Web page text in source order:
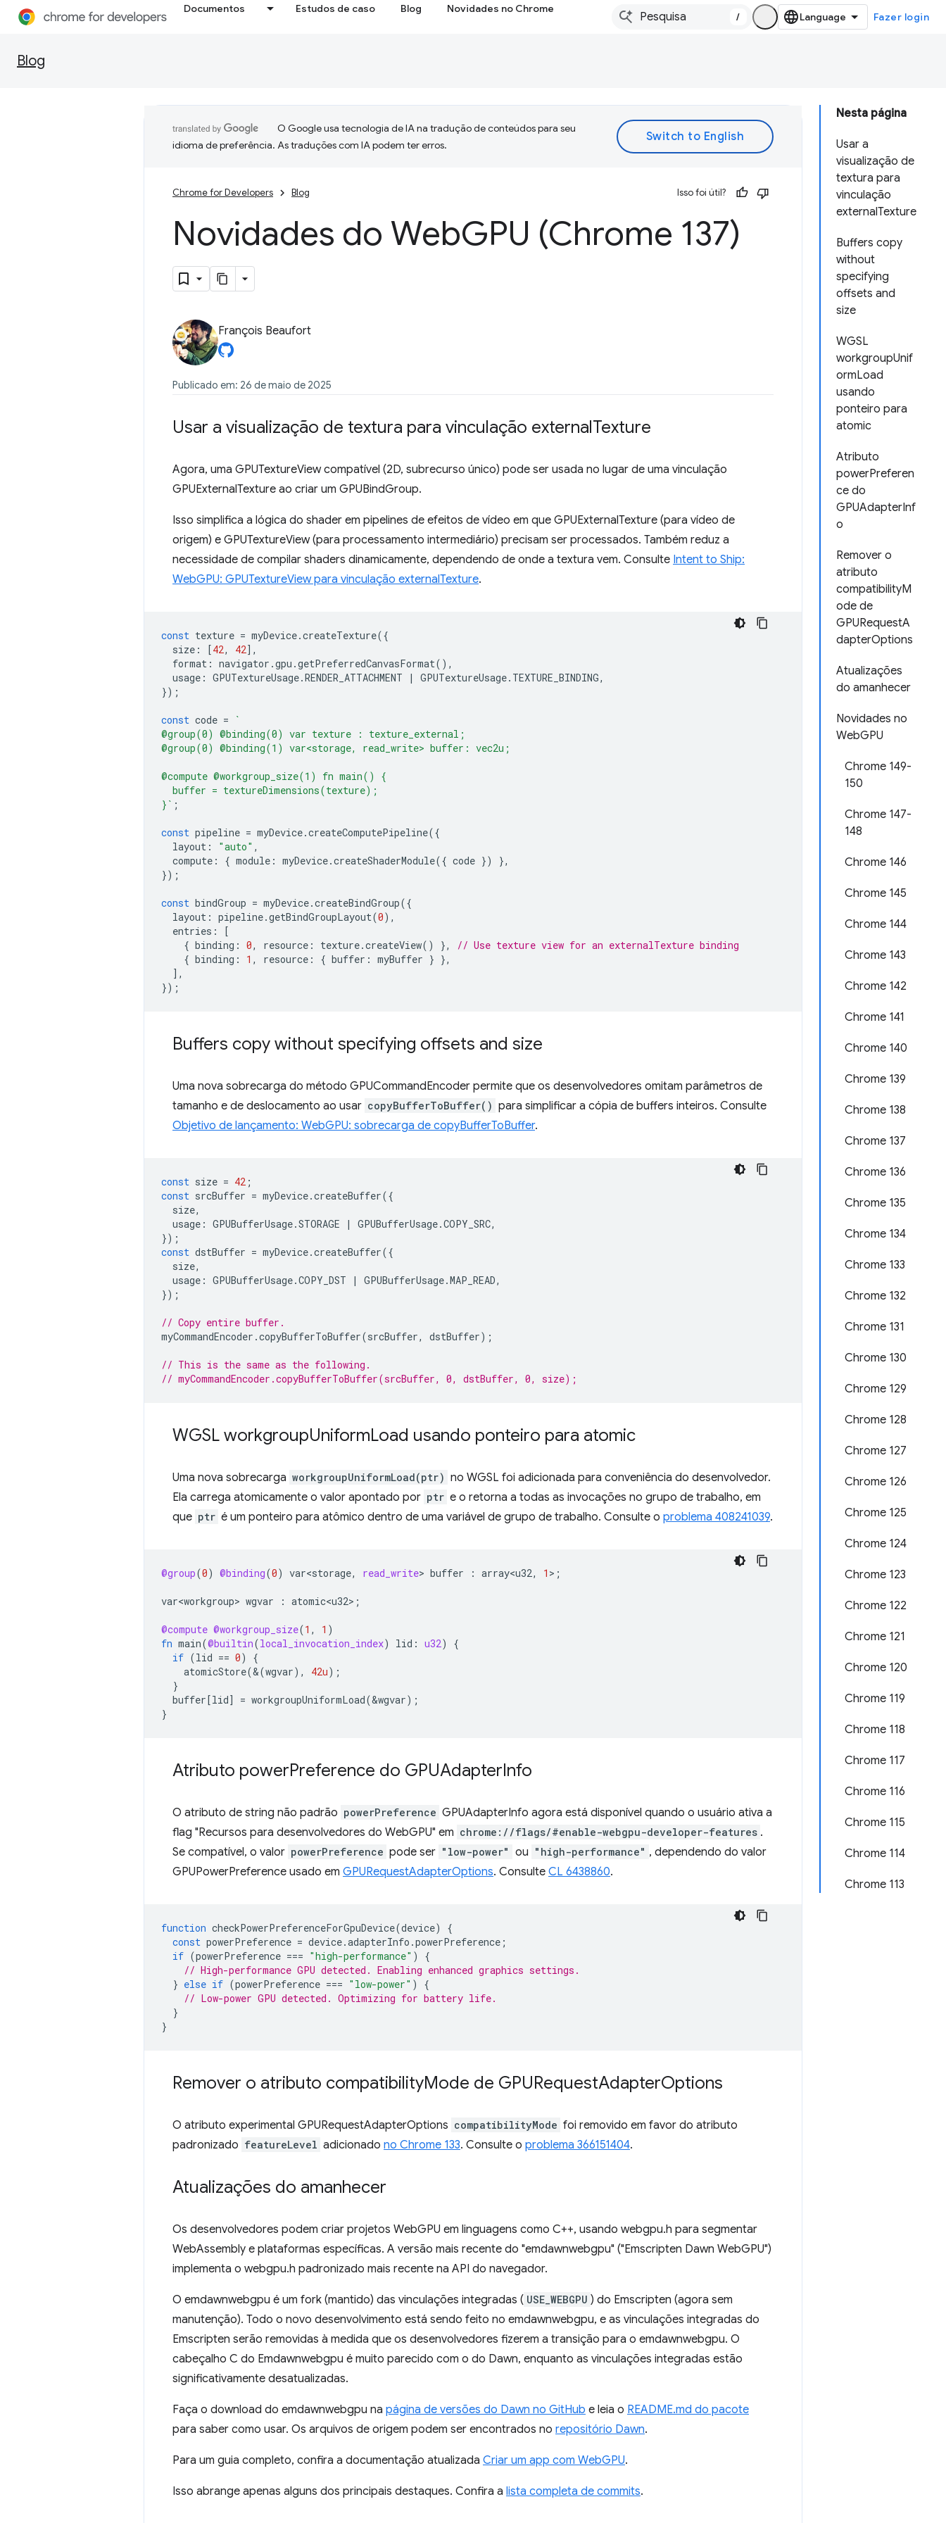
Documentos Estudos de caso Blog Novidades no Chrome
/ Fazer login
Blog
Nesta página
Usar a
visualização de
textura para
vinculação
externalTexture
Buffers copy
without
specifying
offsets and
size
WGSL
workgroupUnif
ormLoad
usando
ponteiro para
atomic
Atributo
powerPreferen
ce do
GPUAdapterInf
o
Remover o
atributo
compatibilityM
ode de
GPURequestA
dapterOptions
Atualizações
do amanhecer
Novidades no
WebGPU
Chrome 149-
150
Chrome 147-
148
Chrome 146
Chrome 145
Chrome 144
Chrome 143
Chrome 142
Chrome 141
Chrome 140
Chrome 139
Chrome 138
Chrome 137
Chrome 136
Chrome 135
Chrome 134
Chrome 133
Chrome 132
Chrome 131
Chrome 130
Chrome 129
Chrome 128
Chrome 127
Chrome 126
Chrome 125
Chrome 124
Chrome 123
Chrome 122
Chrome 121
Chrome 120
Chrome 119
Chrome 118
Chrome 117
Chrome 116
Chrome 115
Chrome 114
Chrome 113
O Google usa tecnologia de IA na tradução de conteúdos para seu
idioma de preferência. As traduções com IA podem ter erros.
Chrome for Developers Blog Isso foi útil?
Novidades do WebGPU (Chrome 137)
François Beaufort
Publicado em: 26 de maio de 2025
Usar a visualização de textura para vinculação externalTexture
Agora, uma GPUTextureView compatível (2D, subrecurso único) pode ser usada no lugar de uma vinculação
GPUExternalTexture ao criar um GPUBindGroup.
Isso simplifica a lógica do shader em pipelines de efeitos de vídeo em que GPUExternalTexture (para vídeo de
origem) e GPUTextureView (para processamento intermediário) precisam ser processados. Também reduz a
necessidade de compilar shaders dinamicamente, dependendo de onde a textura vem. Consulte Intent to Ship:
WebGPU: GPUTextureView para vinculação externalTexture.
const texture = myDevice.createTexture({
size : [42, 42],
format : navigator .gpu .getPreferredCanvasFormat(),
usage : GPUTextureUsage.RENDER_ATTACHMENT | GPUTextureUsage. TEXTURE_BINDING,
});
const code =
`
@group(0) @binding(0) var texture : texture_external;
@group(0) @binding(1) var<storage, read_write> buffer: vec2u;
@compute @workgroup_size(1) fn main() {
  buffer = textureDimensions(texture);
}` ;
const pipeline = myDevice.createComputePipeline({
layout : "auto" ,
compute : { module : myDevice.createShaderModule({ code })
},
});
const bindGroup = myDevice.createBindGroup({
layout : pipeline.getBindGroupLayout(0),
entries :
[
{ binding : 0, resource : texture.createView() },
// Use texture view for an externalTexture binding
{ binding : 1 , resource : { buffer : myBuffer } },
],
});
Buffers copy without specifying offsets and size
Uma nova sobrecarga do método GPUCommandEncoder permite que os desenvolvedores omitam parâmetros de
tamanho e de deslocamento ao usar copyBufferToBuffer() para simplificar a cópia de buffers inteiros. Consulte
Objetivo de lançamento: WebGPU: sobrecarga de copyBufferToBuffer.
const size = 42 ;
const srcBuffer = myDevice.createBuffer({
size,
usage : GPUBufferUsage.STORAGE | GPUBufferUsage.COPY_SRC,
});
const dstBuffer = myDevice.createBuffer({
size,
usage : GPUBufferUsage.COPY_DST | GPUBufferUsage.MAP_READ,
});
// Copy entire buffer.
myCommandEncoder .copyBufferToBuffer(srcBuffer, dstBuffer);
// This is the same as the following.
// myCommandEncoder.copyBufferToBuffer(srcBuffer, 0, dstBuffer, 0, size);
WGSL workgroupUniformLoad usando ponteiro para atomic
Uma nova sobrecarga workgroupUniformLoad(ptr) no WGSL foi adicionada para conveniência do desenvolvedor.
Ela carrega atomicamente o valor apontado por ptr e o retorna a todas as invocações no grupo de trabalho, em
que ptr é um ponteiro para atômico dentro de uma variável de grupo de trabalho. Consulte o problema 408241039.
@group(0) @binding(0) var<storage, read_write> buffer : array<u32, 1 > ;
var<workgroup> wgvar : atomic<u32> ;
@compute @workgroup_size(1 , 1 )
fn main(@builtin(local_invocation_index) lid : u32)
{
if (lid == 0)
{
atomicStore(&(wgvar), 42u);
}
buffer[lid] = workgroupUniformLoad(&wgvar);
}
Atributo powerPreference do GPUAdapterInfo
O atributo de string não padrão powerPreference GPUAdapterInfo agora está disponível quando o usuário ativa a
flag "Recursos para desenvolvedores do WebGPU" em chrome://flags/#enable-webgpu-developer-features .
Se compatível, o valor powerPreference pode ser "low-power" ou "high-performance" , dependendo do valor
GPUPowerPreference usado em GPURequestAdapterOptions. Consulte CL 6438860.
function checkPowerPreferenceForGpuDevice(device)
{
const powerPreference = device.adapterInfo .powerPreference ;
if (powerPreference === "high-performance" )
{
// High-performance GPU detected. Enabling enhanced graphics settings.
} else if (powerPreference === "low-power" )
{
// Low-power GPU detected. Optimizing for battery life.
}
}
Remover o atributo compatibilityMode de GPURequestAdapterOptions
O atributo experimental GPURequestAdapterOptions compatibilityMode foi removido em favor do atributo
padronizado featureLevel adicionado no Chrome 133. Consulte o problema 366151404.
Atualizações do amanhecer
Os desenvolvedores podem criar projetos WebGPU em linguagens como C++, usando webgpu.h para segmentar
WebAssembly e plataformas específicas. A versão mais recente do "emdawnwebgpu" ("Emscripten Dawn WebGPU")
implementa o webgpu.h padronizado mais recente na API do navegador.
O emdawnwebgpu é um fork (mantido) das vinculações integradas ( USE_WEBGPU ) do Emscripten (agora sem
manutenção). Todo o novo desenvolvimento está sendo feito no emdawnwebgpu, e as vinculações integradas do
Emscripten serão removidas à medida que os desenvolvedores fizerem a transição para o emdawnwebgpu. O
cabeçalho C do Emdawnwebgpu é muito parecido com o do Dawn, enquanto as vinculações integradas estão
significativamente desatualizadas.
Faça o download do emdawnwebgpu na página de versões do Dawn no GitHub e leia o README.md do pacote
para saber como usar. Os arquivos de origem podem ser encontrados no repositório Dawn.
Para um guia completo, confira a documentação atualizada Criar um app com WebGPU.
Isso abrange apenas alguns dos principais destaques. Confira a lista completa de commits.